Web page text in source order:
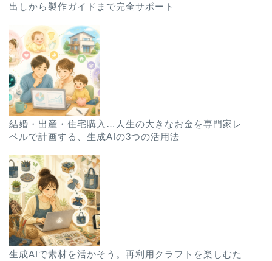
出しから製作ガイドまで完全サポート
結婚・出産・住宅購入…人生の大きなお金を専門家レ
ベルで計画する、生成AIの3つの活用法
生成AIで素材を活かそう。再利用クラフトを楽しむた